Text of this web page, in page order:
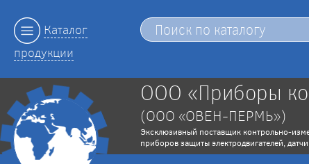
Каталог
продукции
ООО «Приборы
(ООО «ОВЕН-ПЕРМЬ»)
Эксклюзивный поставщик контрольно-
приборов защиты электродвигателей,